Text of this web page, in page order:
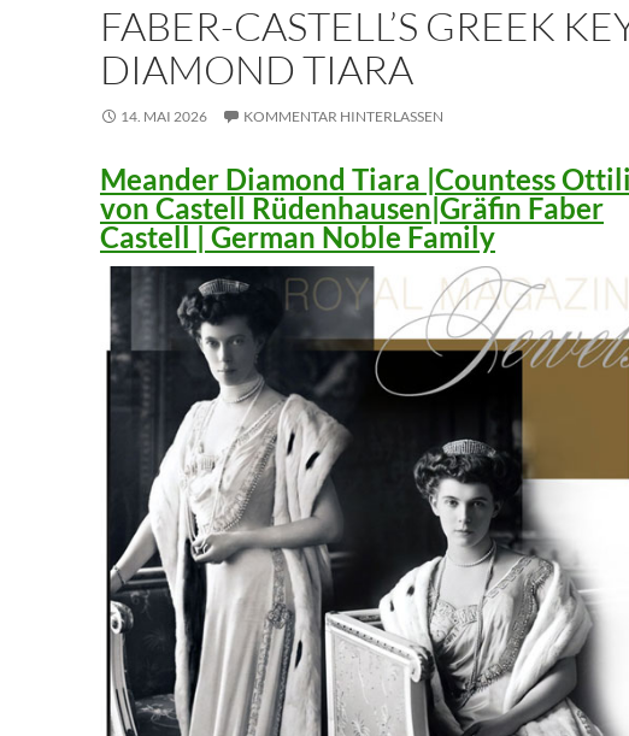
FABER-CASTELL’S GREEK
DIAMOND TIARA
14. MAI 2026 KOMMENTAR HINTERLASSEN
Meander Diamond Tiara |Countess
von Castell Rüdenhausen|Gräfin Faber
Castell | German Noble Family